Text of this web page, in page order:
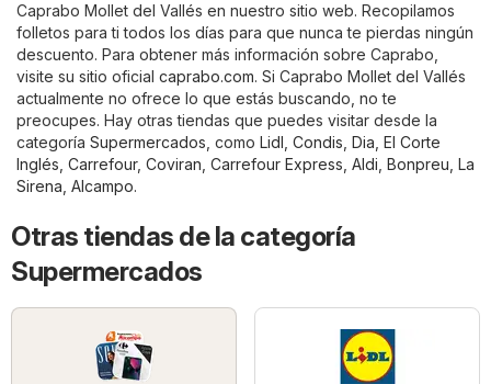
Caprabo Mollet del Vallés en nuestro sitio web. Recopilamos
folletos para ti todos los días para que nunca te pierdas ningún
descuento. Para obtener más información sobre Caprabo,
visite su sitio oficial caprabo.com. Si Caprabo Mollet del Vallés
actualmente no ofrece lo que estás buscando, no te
preocupes. Hay otras tiendas que puedes visitar desde la
categoría Supermercados, como Lidl, Condis, Dia, El Corte
Inglés, Carrefour, Coviran, Carrefour Express, Aldi, Bonpreu, La
Sirena, Alcampo.
Otras tiendas de la categoría
Supermercados